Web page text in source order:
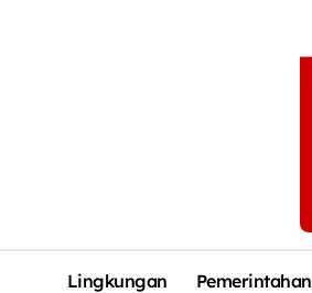
Lingkungan Pemerintahan